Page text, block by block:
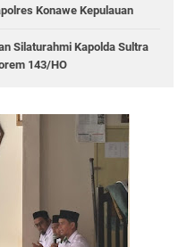
Konawe Kepulauan
Silaturahmi Kapolda Sultra
143/HO